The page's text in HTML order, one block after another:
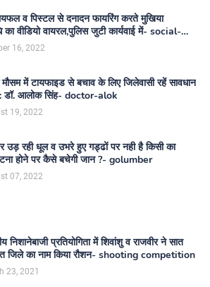
व पिस्टल से दनादन फायरिंग करते मुखिया
का वीडियो वायरल,पुलिस जुटी कार्यवाई में- social-
16, 2022
मौसम में टायफाइड से बचाव के लिए जिलेवासी रहें सावधान
डॉ. आलोक सिंह- doctor-alok
19, 2022
उड़ रही धूल व उभरे हुए गड्ढों पर नही है किसी का
होने पर कैसे बचेगी जान ?- golumber
07, 2022
निशानेबाजी प्रतियोगिता में शिवांशु व राजवीर ने सात
जिले का नाम किया रौशन- shooting competition
23, 2021